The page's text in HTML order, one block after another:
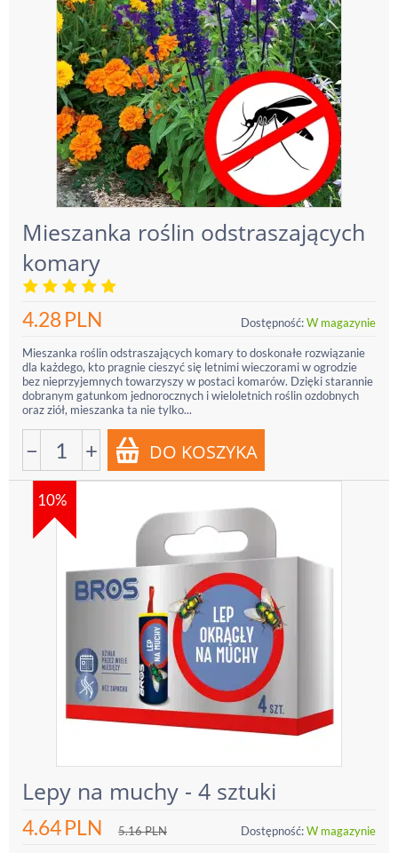
Mieszanka roślin odstraszających
komary
4.28PLN Dostępność:W magazynie
Mieszanka roślin odstraszających komary to doskonałe rozwiązanie
dla każdego, kto pragnie cieszyć się letnimi wieczorami w ogrodzie
bez nieprzyjemnych towarzyszy w postaci komarów. Dzięki starannie
dobranym gatunkom jednorocznych i wieloletnich roślin ozdobnych
oraz ziół, mieszanka ta nie tylko...
− +
10%
Lepy na muchy - 4 sztuki
4.64PLN 5.16PLN Dostępność:W magazynie